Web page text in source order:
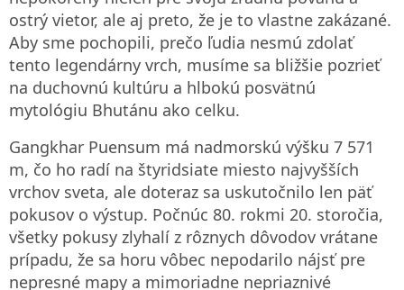
ostrý vietor, ale aj preto, že je to vlastne zakázané.
Aby sme pochopili, prečo ľudia nesmú zdolať
tento legendárny vrch, musíme sa bližšie pozrieť
na duchovnú kultúru a hlbokú posvätnú
mytológiu Bhutánu ako celku.
Gangkhar Puensum má nadmorskú výšku 7 571
m, čo ho radí na štyridsiate miesto najvyšších
vrchov sveta, ale doteraz sa uskutočnilo len päť
pokusov o výstup. Počnúc 80. rokmi 20. storočia,
všetky pokusy zlyhalí z rôznych dôvodov vrátane
prípadu, že sa horu vôbec nepodarilo nájsť pre
nepresné mapy a mimoriadne nepriaznivé